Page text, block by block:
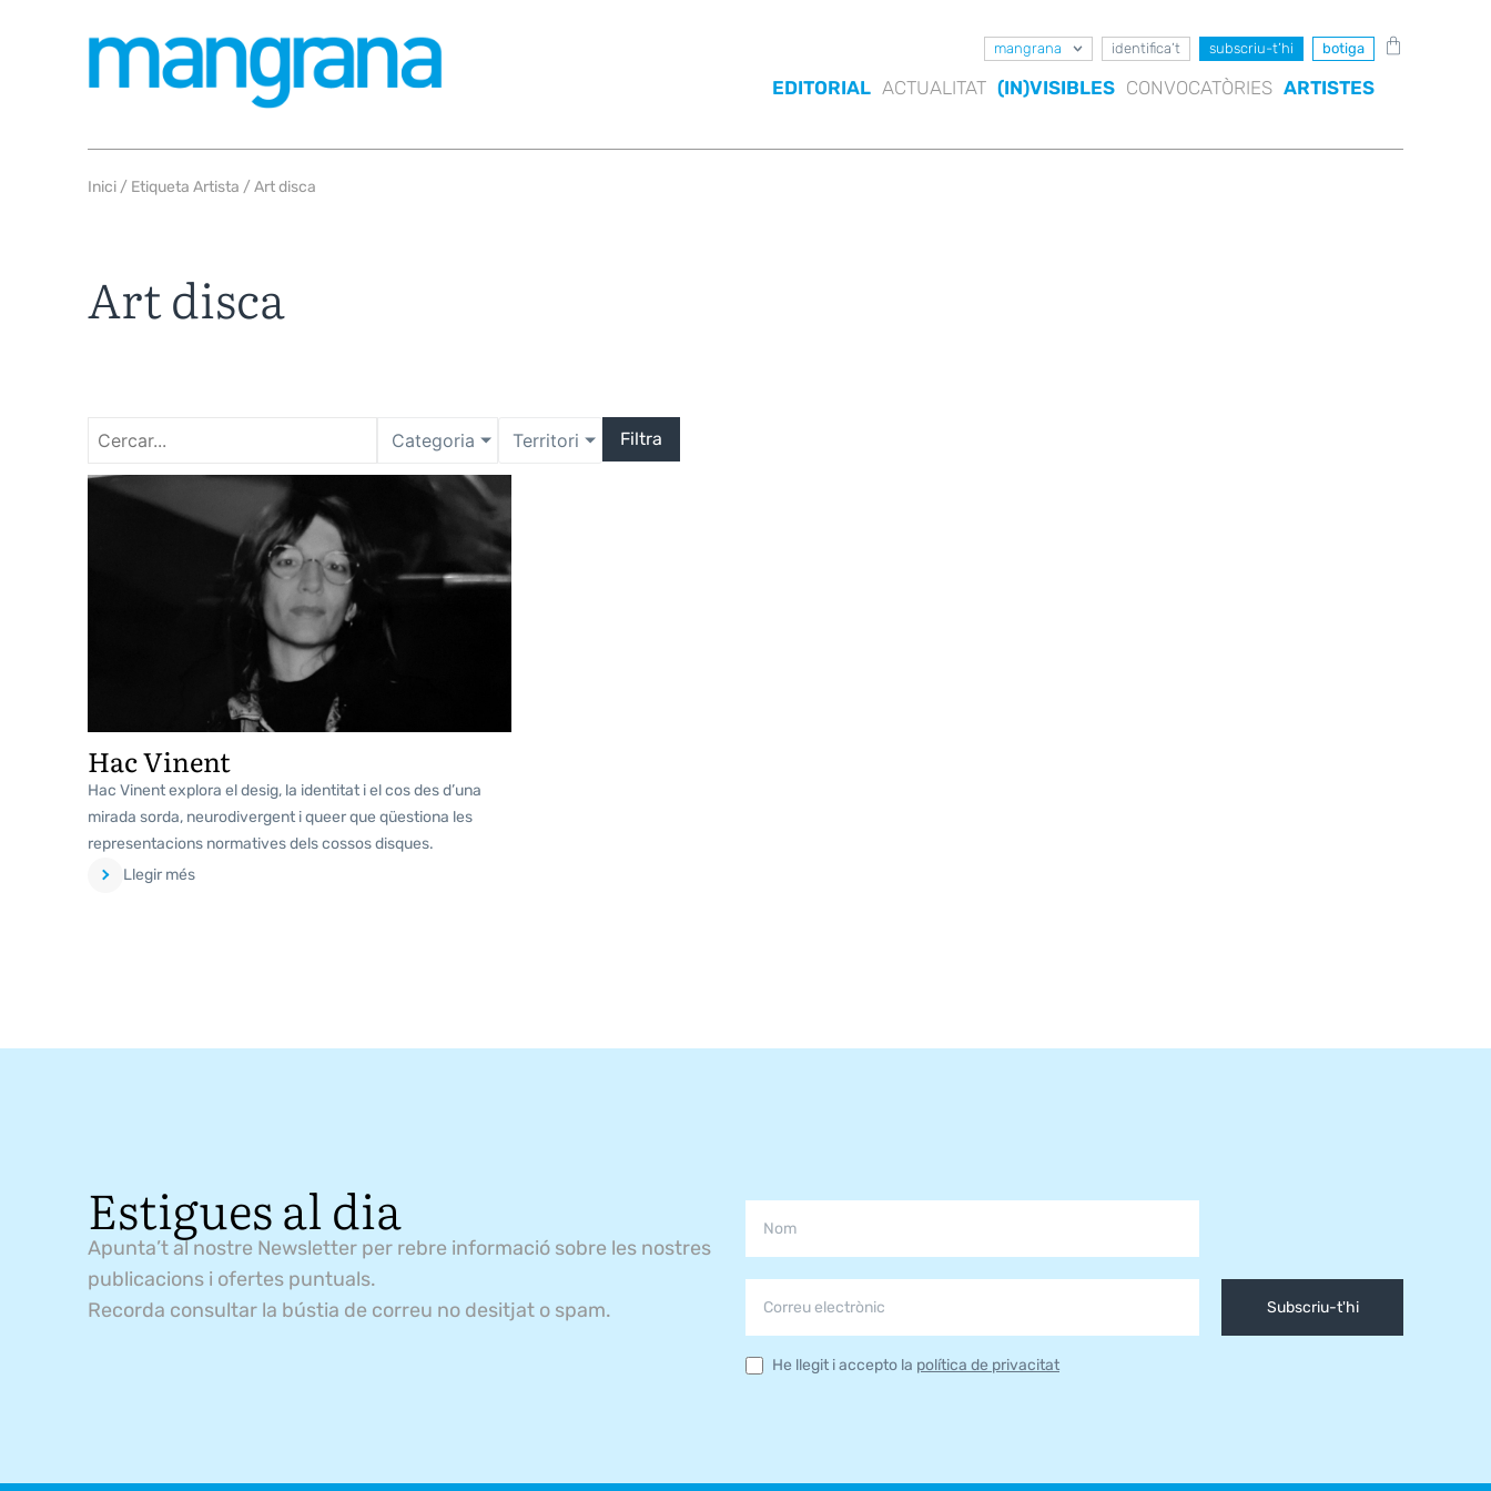
mangrana identifica’t subscriu-t’hi botiga
EDITORIAL ACTUALITAT (IN)VISIBLES CONVOCATÒRIES ARTISTES
Inici / Etiqueta Artista / Art disca
Art disca
Categoria Territori Filtra
Hac Vinent
Hac Vinent explora el desig, la identitat i el cos des d’una
mirada sorda, neurodivergent i queer que qüestiona les
representacions normatives dels cossos disques.
Llegir més
Estigues al dia
Apunta’t al nostre Newsletter per rebre informació sobre les nostres
publicacions i ofertes puntuals.
Recorda consultar la bústia de correu no desitjat o spam.
Subscriu-t'hi
He llegit i accepto la política de privacitat